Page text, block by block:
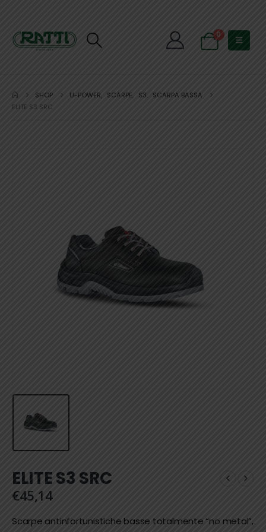
0
SHOP U-POWER, SCARPE, S3, SCARPA BASSA
ELITE S3 SRC
ELITE S3 SRC
€45,14
Scarpe antinfortunistiche basse totalmente “no metal”,